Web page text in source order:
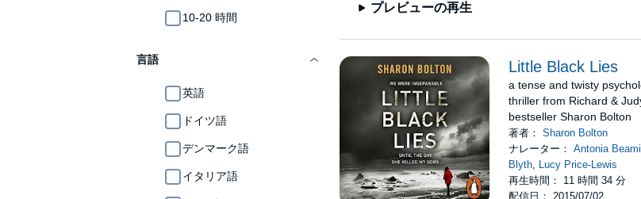
10-20 時間
言語
英語
ドイツ語
デンマーク語
イタリア語
プレビューの再生
Little Black Lies
a tense and twisty
thriller from Richard &
bestseller Sharon Bolton
著者：Sharon Bolton
ナレーター：Antonia
Blyth Lucy Price-Lewis
再生時間： 11 時間 34 分
配信日： 2015/07/02